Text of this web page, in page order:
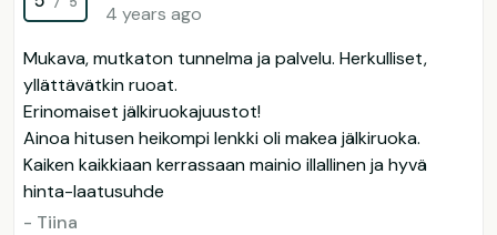
4 years ago
Mukava, mutkaton tunnelma ja palvelu. Herkulliset,
yllättävätkin ruoat.
Erinomaiset jälkiruokajuustot!
Ainoa hitusen heikompi lenkki oli makea jälkiruoka.
Kaiken kaikkiaan kerrassaan mainio illallinen ja hyvä
hinta-laatusuhde
- Tiina